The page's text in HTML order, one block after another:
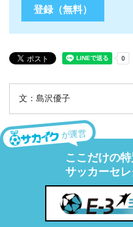
文：島沢優子
が運営
ここだけの
サッカーセレ